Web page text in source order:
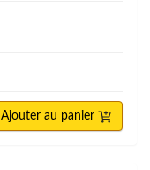
Ajouter au panier